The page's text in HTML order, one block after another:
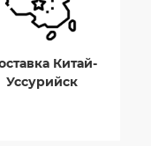
Китай-
Уссурийск